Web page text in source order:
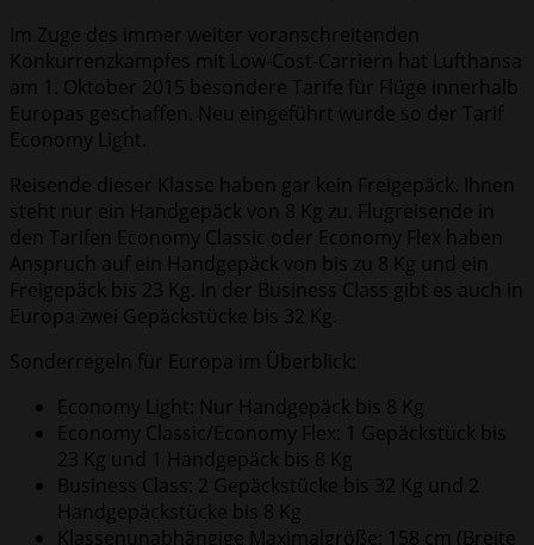
Im Zuge des immer weiter voranschreitenden
Konkurrenzkampfes mit Low-Cost-Carriern hat Lufthansa
am 1. Oktober 2015 besondere Tarife für Flüge innerhalb
Europas geschaffen. Neu eingeführt wurde so der Tarif
Economy Light.
Reisende dieser Klasse haben gar kein Freigepäck. Ihnen
steht nur ein Handgepäck von 8 Kg zu. Flugreisende in
den Tarifen Economy Classic oder Economy Flex haben
Anspruch auf ein Handgepäck von bis zu 8 Kg und ein
Freigepäck bis 23 Kg. In der Business Class gibt es auch in
Europa zwei Gepäckstücke bis 32 Kg.
Sonderregeln für Europa im Überblick:
Economy Light: Nur Handgepäck bis 8 Kg
Economy Classic/Economy Flex: 1 Gepäckstück bis
23 Kg und 1 Handgepäck bis 8 Kg
Business Class: 2 Gepäckstücke bis 32 Kg und 2
Handgepäckstücke bis 8 Kg
Klassenunabhängige Maximalgröße: 158 cm (Breite